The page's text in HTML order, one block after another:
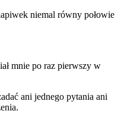
niemal równy połowie
mnie po raz pierwszy w
ani jednego pytania ani